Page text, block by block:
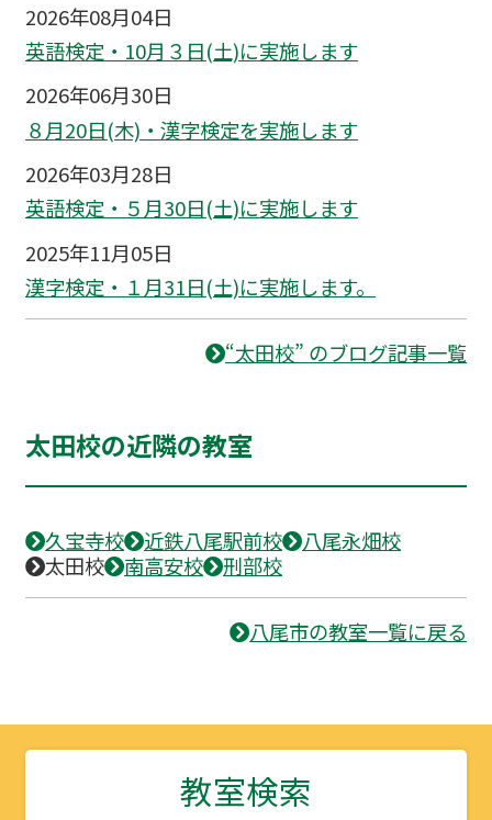
2026年08月04日
英語検定・10月３日(土)に実施します
2026年06月30日
８月20日(木)・漢字検定を実施します
2026年03月28日
英語検定・５月30日(土)に実施します
2025年11月05日
漢字検定・１月31日(土)に実施します。
“太田校” のブログ記事一覧
太田校の近隣の教室
久宝寺校 近鉄八尾駅前校
八尾永畑校
太田校
南高安校 刑部校
八尾市の教室一覧に戻る
教室検索